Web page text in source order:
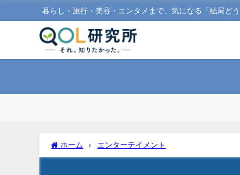
暮らし・旅行・美容・エンタメまで、気になる「結局ど
ホーム エンターテイメント